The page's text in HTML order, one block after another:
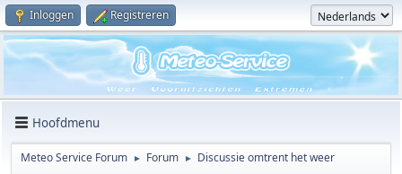
Inloggen Registreren
Hoofdmenu
Meteo Service Forum ► Forum ► Discussie omtrent het weer